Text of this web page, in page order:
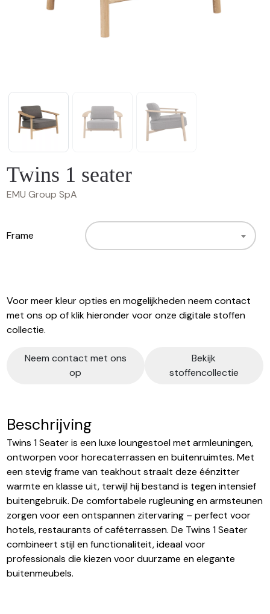
Twins 1 seater
EMU Group SpA
Frame
Voor meer kleur opties en mogelijkheden neem contact
met ons op of klik hieronder voor onze digitale stoffen
collectie.
Neem contact met ons
op
Bekijk
stoffencollectie
Beschrijving
Twins 1 Seater is een luxe loungestoel met armleuningen,
ontworpen voor horecaterrassen en buitenruimtes. Met
een stevig frame van teakhout straalt deze éénzitter
warmte en klasse uit, terwijl hij bestand is tegen intensief
buitengebruik. De comfortabele rugleuning en armsteunen
zorgen voor een ontspannen zitervaring – perfect voor
hotels, restaurants of caféterrassen. De Twins 1 Seater
combineert stijl en functionaliteit, ideaal voor
professionals die kiezen voor duurzame en elegante
buitenmeubels.